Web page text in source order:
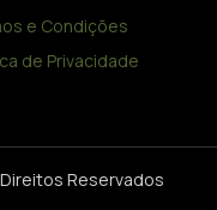
e Condições
de Privacidade
Reservados